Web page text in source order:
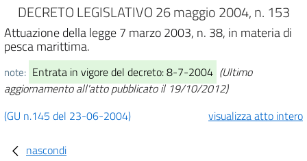
DECRETO LEGISLATIVO 26 maggio 2004, n. 153
Attuazione della legge 7 marzo 2003, n. 38, in materia di
pesca marittima.
note: Entrata in vigore del decreto: 8-7-2004 (Ultimo
aggiornamento all'atto pubblicato il 19/10/2012)
(GU n.145 del 23-06-2004)
visualizza atto intero
nascondi